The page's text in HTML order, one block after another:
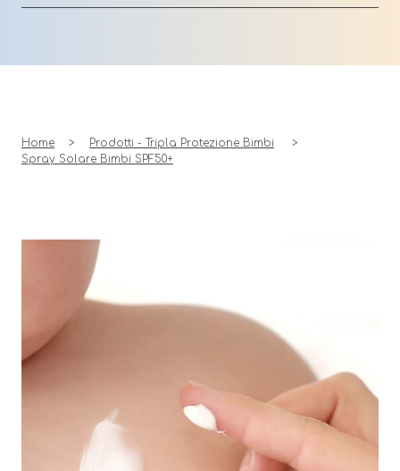
Home
Prodotti - Tripla Protezione Bimbi
Spray Solare Bimbi SPF50+